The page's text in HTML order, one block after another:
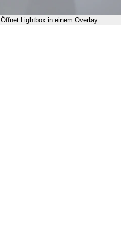
Öffnet Lightbox in einem Overlay